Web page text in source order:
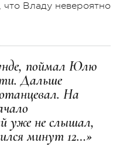
что Владу невероятно
поймал Юлю
Дальше
На
уже не слышал,
минут 12…»